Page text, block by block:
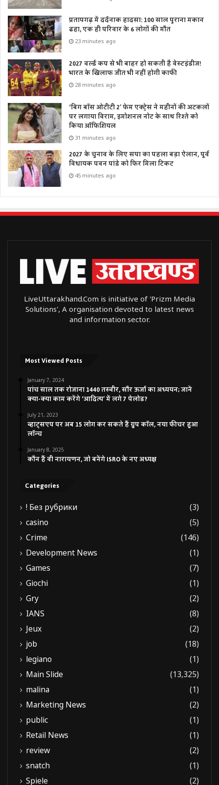
प्रतापगढ़ में दर्दनाक हादसा: 100 साल पुराना मकान
ढहा, एक ही परिवार के 6 लोगों की मौत
23 minutes ago
2027 वर्ल्ड कप से भी बाहर हो सकती है वेस्टइंडीज!
भारत के खिलाफ जीत भी नहीं होगी काफी
28 minutes ago
‘बिग बॉस ओटीटी 2’ फेम एक्ट्रेस ने महीनों की अटकलों
पर लगाया विराम, इमोशनल नोट के साथ रिश्ते को
किया ऑफिशियल
31 minutes ago
2027 के चुनाव के लिए सपा का पहला बड़ा ऐलान, पूर्व
विधायक पवन पांडे को फिर मिला टिकट
45 minutes ago
LiveUttarakhand.Com is initiative of 'Prizm Media
Solutions', A organisation devoted to latest news
and information sector.
Most Viewed Posts
January 7, 2024
पांच साल तक रोजाना 1440 तस्वीर, सौर ऊर्जा का अध्ययन; जानें
क्या-क्या काम करेंगे ‘आदित्य’ में लगे 7 पेलोड?
July 21, 2023
व्हाट्सएप पर अब 15 लोग कर सकते हैं ग्रुप कॉल, नया फीचर हुआ
लॉन्च
January 8, 2025
कौन हैं वी नारायणन, जो बनेंगे ISRO के नए अध्यक्ष
Categories
! Без рубрики
(3)
casino
(5)
Crime
(146)
Development News
(1)
Games
(7)
Giochi
(1)
Gry
(2)
IANS
(8)
Jeux
(2)
job
(18)
legiano
(1)
Main Slide
(13,325)
malina
(1)
Marketing News
(2)
public
(1)
Retail News
(1)
review
(2)
snatch
(1)
Spiele
(2)